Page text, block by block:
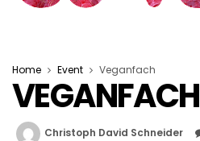
Home Event Veganfach
VEGANFACH
Christoph David Schneider